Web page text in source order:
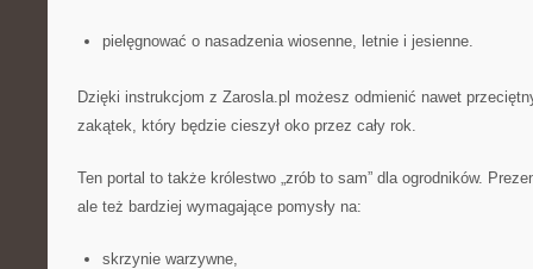
pielęgnować o nasadzenia wiosenne, letnie i jesienne.
Dzięki instrukcjom z Zarosla.pl możesz odmienić nawet
zakątek, który będzie cieszył oko przez cały rok.
Ten portal to także królestwo „zrób to sam” dla ogrodników.
ale też bardziej wymagające pomysły na:
skrzynie warzywne,